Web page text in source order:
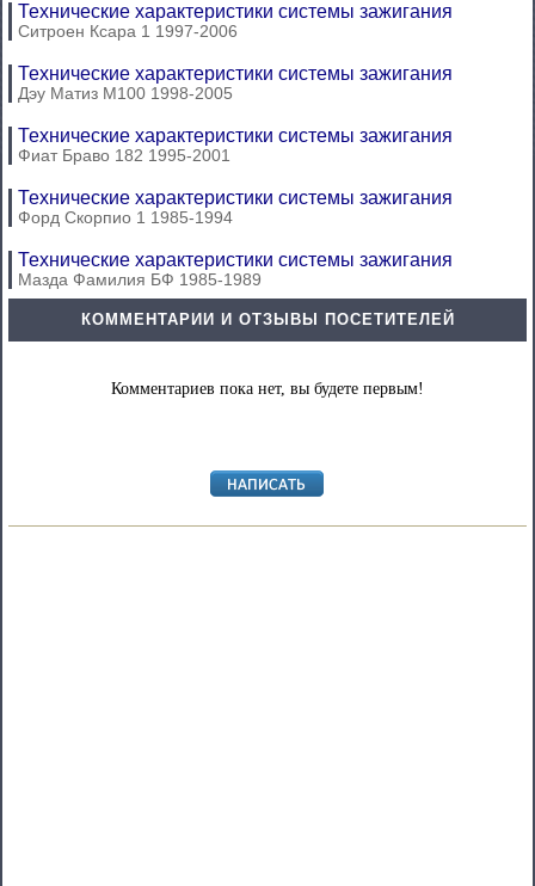
Технические характеристики системы зажигания
Ситроен Ксара 1 1997-2006
Технические характеристики системы зажигания
Дэу Матиз М100 1998-2005
Технические характеристики системы зажигания
Фиат Браво 182 1995-2001
Технические характеристики системы зажигания
Форд Скорпио 1 1985-1994
Технические характеристики системы зажигания
Мазда Фамилия БФ 1985-1989
КОММЕНТАРИИ И ОТЗЫВЫ ПОСЕТИТЕЛЕЙ
Комментариев пока нет, вы будете первым!